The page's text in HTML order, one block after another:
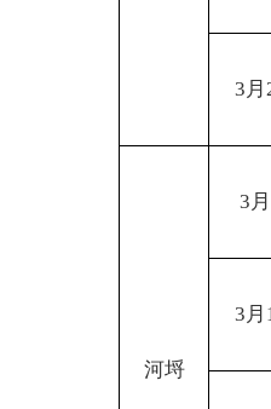
3 月
河埒
3
3 月